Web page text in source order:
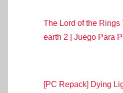
The Lord of the Rings
earth 2 | Juego Para
[PC Repack] Dying